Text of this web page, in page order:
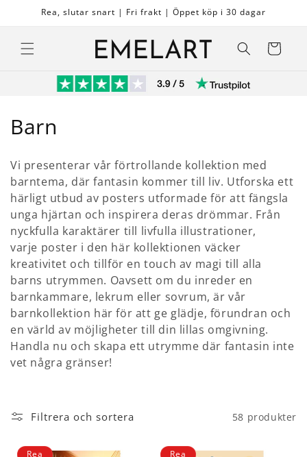
vidareRea, slutar snart | Fri frakt | Öppet köp i 30 dagar
Varukorg
P
o
d
u
k
t
s
e
r
e
Barn
Vi presenterar vår förtrollande kollektion med
barntema, där fantasin kommer till liv. Utforska ett
härligt utbud av posters utformade för att fängsla
unga hjärtan och inspirera deras drömmar. Från
nyckfulla karaktärer till livfulla illustrationer,
varje poster i den här kollektionen väcker
kreativitet och tillför en touch av magi till alla
barns utrymmen. Oavsett om du inreder en
barnkammare, lekrum eller sovrum, är vår
barnkollektion här för att ge glädje, förundran och
en värld av möjligheter till din lillas omgivning.
Handla nu och skapa ett utrymme där fantasin inte
vet några gränser!
Filtrera och sortera 58 produkter
Rea Rea